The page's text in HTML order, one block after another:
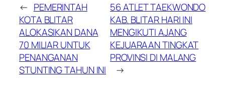
← PEMERINTAH
KOTA BLITAR
ALOKASIKAN DANA
70 MILIAR UNTUK
PENANGANAN
STUNTING TAHUN INI
56 ATLET TAEKWONDO
KAB. BLITAR HARI INI
MENGIKUTI AJANG
KEJUARAAN TINGKAT
PROVINSI DI MALANG
→